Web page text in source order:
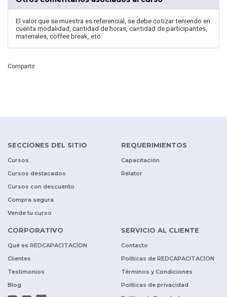
El valor que se muestra es referencial, se debe cotizar teniendo en
cuenta modalidad, cantidad de horas, cantidad de participantes,
materiales, coffee break, etc.
Compartir
SECCIONES DEL SITIO
Cursos
Cursos destacados
Cursos con descuento
Compra segura
Vende tu curso
REQUERIMIENTOS
Capacitación
Relator
CORPORATIVO
Qué es REDCAPACITACION
Clientes
Testimonios
Blog
SERVICIO AL CLIENTE
Contacto
Políticas de REDCAPACITACION
Términos y Condiciones
Políticas de privacidad